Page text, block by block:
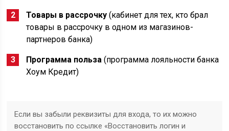
Товары в рассрочку (кабинет для тех, кто брал
товары в рассрочку в одном из магазинов-
партнеров банка)
Программа польза (программа лояльности банка
Хоум Кредит)
Если вы забыли реквизиты для входа, то их можно
восстановить по ссылке «Восстановить логин и